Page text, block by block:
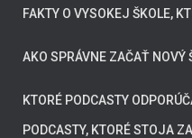
FAKTY O VYSOKEJ ŠKOLE,
AKO SPRÁVNE ZAČAŤ NOVÝ
KTORÉ PODCASTY
PODCASTY, KTORÉ STOJA